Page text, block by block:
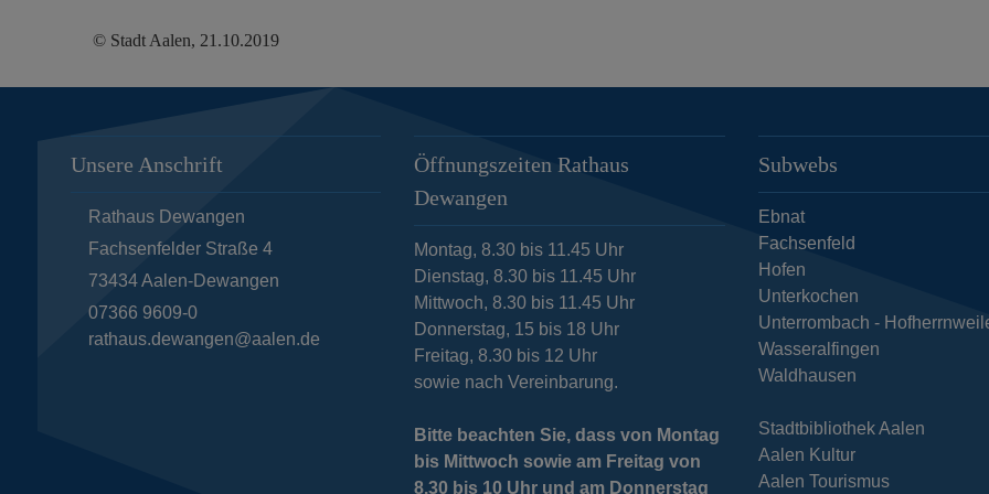
© Stadt Aalen, 21.10.2019
Unsere Anschrift
Rathaus Dewangen
Fachsenfelder Straße 4
73434 Aalen-Dewangen
07366 9609-0
rathaus.dewangen@aalen.de
Öffnungszeiten Rathaus
Dewangen
Montag, 8.30 bis 11.45 Uhr
Dienstag, 8.30 bis 11.45 Uhr
Mittwoch, 8.30 bis 11.45 Uhr
Donnerstag, 15 bis 18 Uhr
Freitag, 8.30 bis 12 Uhr
sowie nach Vereinbarung.
Bitte beachten Sie, dass von Montag
bis Mittwoch sowie am Freitag von
8.30 bis 10 Uhr und am Donnerstag
Subwebs
Ebnat
Fachsenfeld
Hofen
Unterkochen
Unterrombach -
Wasseralfingen
Waldhausen
Stadtbibliothek Aalen
Aalen Kultur
Aalen Tourismus